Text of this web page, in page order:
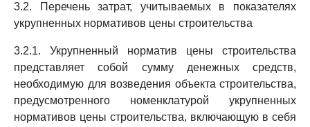
3.2. Перечень затрат, учитываемых в показателях
укрупненных нормативов цены строительства
3.2.1. Укрупненный норматив цены строительства
представляет собой сумму денежных средств,
необходимую для возведения объекта строительства,
предусмотренного номенклатурой укрупненных
нормативов цены строительства, включающую в себя